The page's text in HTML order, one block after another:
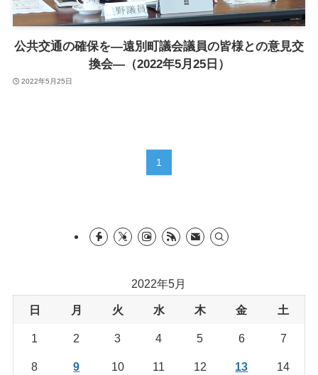
公共交通の確保を―遠別町議会議員の皆様との意見交
換会―（2022年5月25日）
2022年5月25日
1
2022年5月
日 月 火 水 木 金 土
1 2 3 4 5 6 7
8 9 10 11 12 13 14